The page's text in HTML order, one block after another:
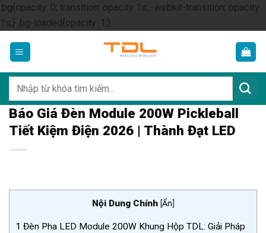
.bg{opacity: 0; transition: opacity 1s; -webkit-transition: opacity
1s;} .bg-loaded{opacity: 1;}Skip
content
kiếm:
Báo Giá Đèn Module 200W Pickleball
Tiết Kiệm Điện 2026 | Thành Đạt LED
Nội Dung Chính [Ẩn]
1 Đèn Pha LED Module 200W Khung Hộp TDL: Giải Pháp